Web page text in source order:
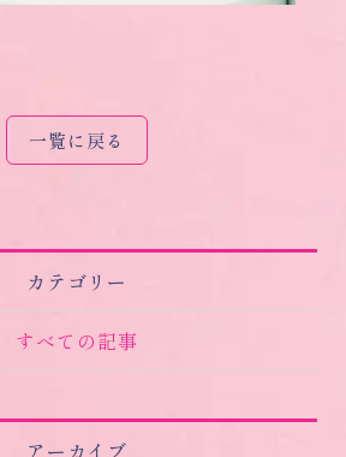
カテゴリー
すべての記事
アーカイブ
一覧に戻る